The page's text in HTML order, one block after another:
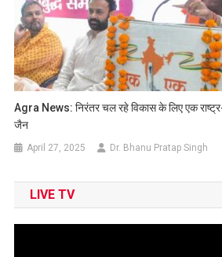
Agra News: निरंतर चल रहे विकास के लिए एक
जैन
April 27, 2025 Dr. Bhanu Pratap Singh
LIVE TV